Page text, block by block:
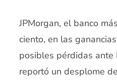
JPMorgan, el banco
ciento, en las
posibles pérdidas ante
reportó un desplome